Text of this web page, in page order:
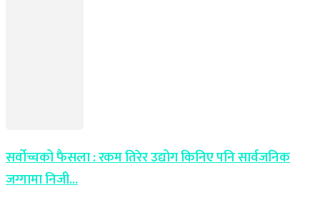
सर्वोच्चको फैसला : रकम तिरेर उद्योग किनिए पनि सार्वजनिक
जग्गामा निजी...